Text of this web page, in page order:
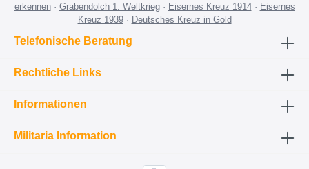
erkennen· Grabendolch 1. Weltkrieg· Eisernes Kreuz 1914· Eisernes
Kreuz 1939· Deutsches Kreuz in Gold
Telefonische Beratung
Rechtliche Links
Informationen
Militaria Information